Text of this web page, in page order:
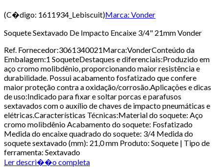
(C�digo: 1611934_Lebiscuit)Marca: Vonder
Soquete Sextavado De Impacto Encaixe 3/4" 21mm Vonder
Ref. Fornecedor:3061340021Marca:VonderConteúdo da
Embalagem:1 SoqueteDestaques e diferenciais:Produzido em
aço cromo molibdênio, proporcionando maior resistência e
durabilidade. Possui acabamento fosfatizado que confere
maior proteção contra a oxidação/corrosão.Aplicações e dicas
de uso:Indicado para fixar e soltar porcas e parafusos
sextavados com o auxílio de chaves de impacto pneumáticas e
elétricas.Características Técnicas:Material do soquete: Aço
cromo molibdênio Acabamento do soquete: Fosfatizado
Medida do encaixe quadrado do soquete: 3/4 Medida do
soquete sextavado (mm): 21,0 mm Produto: Soquete | Tipo de
ferramenta: Sextavado
Ler descri��o completa